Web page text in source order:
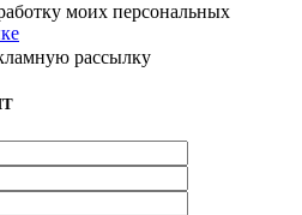
моих персональных
рассылку